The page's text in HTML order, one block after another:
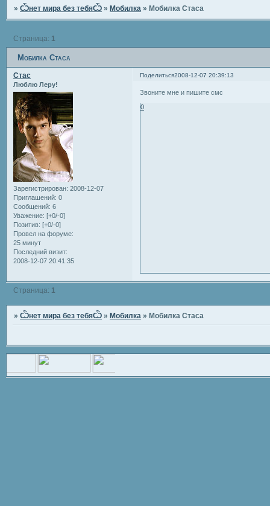
»Ѽнет мира без тебяѼ » Мобилка » Мобилка Стаса
Мобилка Стаса
Страница: 1
Поделиться2008-12-07 20:39:13
Стас
Люблю Леру!
Зарегистрирован: 2008-12-07
Приглашений: 0
Сообщений: 6
Уважение: [+0/-0]
Позитив: [+0/-0]
Провел на форуме:
25 минут
Последний визит:
2008-12-07 20:41:35
Звоните мне и пишите смс
0
Страница: 1
»Ѽнет мира без тебяѼ »Мобилка »Мобилка Стаса